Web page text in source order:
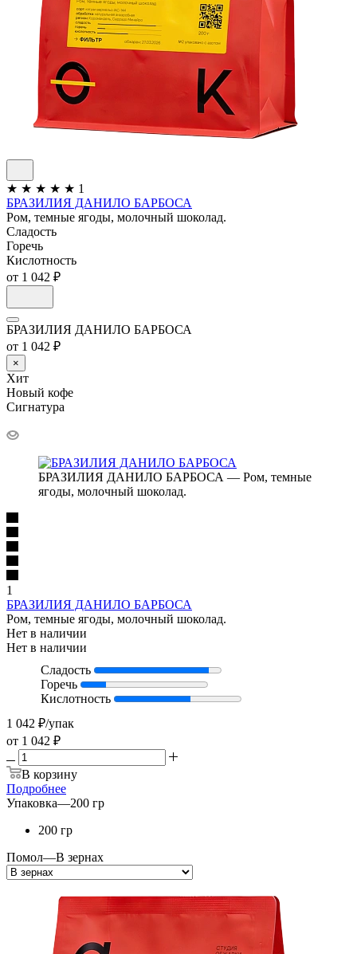
★ ★ ★ ★ ★ 1
БРАЗИЛИЯ ДАНИЛО БАРБОСА
Ром, темные ягоды, молочный шоколад.
Сладость
Горечь
Кислотность
от 1 042 ₽
БРАЗИЛИЯ ДАНИЛО БАРБОСА
от 1 042 ₽
×
Хит
Новый кофе
Сигнатура
БРАЗИЛИЯ ДАНИЛО БАРБОСА — Ром, темные
ягоды, молочный шоколад.
1
БРАЗИЛИЯ ДАНИЛО БАРБОСА
Ром, темные ягоды, молочный шоколад.
Нет в наличии
Нет в наличии
Сладость
Горечь
Кислотность
1 042 ₽/упак
от 1 042 ₽
В корзину
Подробнее
Упаковка—200 гр
200 гр
Помол—В зернах